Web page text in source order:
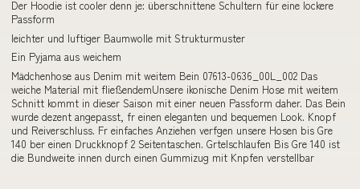
Der Hoodie ist cooler denn je: überschnittene Schultern für eine lockere
Passform
leichter und luftiger Baumwolle mit Strukturmuster
Ein Pyjama aus weichem
Mädchenhose aus Denim mit weitem Bein 07613-0636_00L_002 Das
weiche Material mit fließendemUnsere ikonische Denim Hose mit weitem
Schnitt kommt in dieser Saison mit einer neuen Passform daher. Das Bein
wurde dezent angepasst, fr einen eleganten und bequemen Look. Knopf
und Reiverschluss. Fr einfaches Anziehen verfgen unsere Hosen bis Gre
140 ber einen Druckknopf 2 Seitentaschen. Grtelschlaufen Bis Gre 140 ist
die Bundweite innen durch einen Gummizug mit Knpfen verstellbar